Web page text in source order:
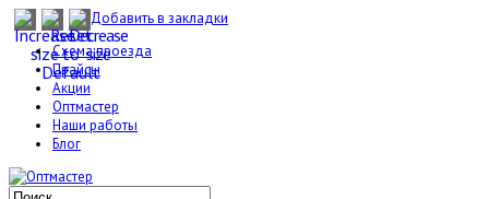
Добавить в закладки
Схема проезда
Прайсы
Акции
Оптмастер
Наши работы
Блог